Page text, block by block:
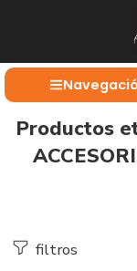
Productos
filtros